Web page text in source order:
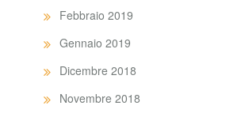
Febbraio 2019
Gennaio 2019
Dicembre 2018
Novembre 2018